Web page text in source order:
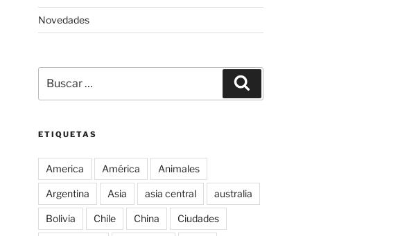
Novedades
por:
ETIQUETAS
America América Animales
Argentina Asia asia central australia
Bolivia Chile China Ciudades